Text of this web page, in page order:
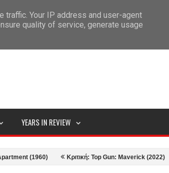
YEARS IN REVIEW
(1960) Κριτική: Top Gun: Maverick (2022)
Your IP address and user-agent
quality of service, generate usage